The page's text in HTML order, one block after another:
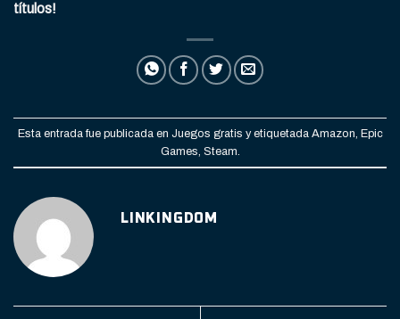
títulos!
Esta entrada fue publicada en Juegos gratis y etiquetada Amazon Epic
Games Steam
LINKINGDOM